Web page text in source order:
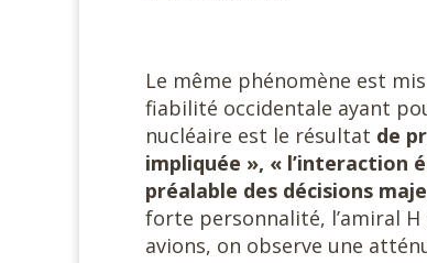
Le même phénomène est
fiabilité occidentale ayant
nucléaire est le résultat de
impliquée », « l’interaction
préalable des décisions
forte personnalité, l’amiral H
avions, on observe une